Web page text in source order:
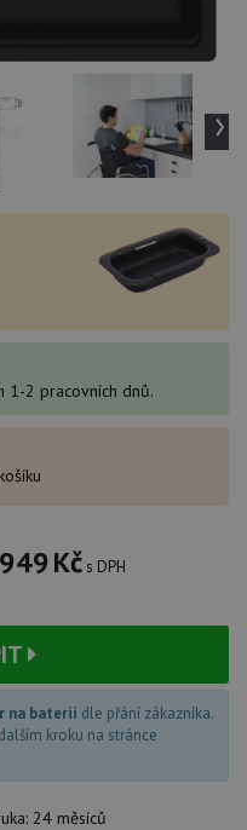
›
1-2 pracovních dnů.
Kč s DPH
na baterii dle přání zákazníka.
kroku na stránce
24 měsíců